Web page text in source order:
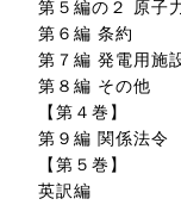
第５編の２ 原子
第６編 条約
第７編 発電用施
第８編 その他
【第４巻】
第９編 関係法令
【第５巻】
英訳編